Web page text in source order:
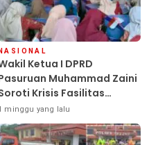
NASIONAL
Ketua I DPRD
Muhammad Zaini
Krisis Fasilitas
di Tengah Efisiensi
minggu yang lalu